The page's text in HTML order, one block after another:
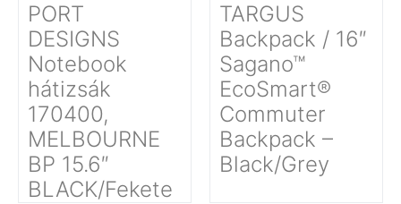
PORT
DESIGNS
Notebook
hátizsák
170400,
MELBOURNE
BP 15.6″
BLACK/Fekete
TARGUS
Backpack / 16″
Sagano™
EcoSmart®
Commuter
Backpack –
Black/Grey